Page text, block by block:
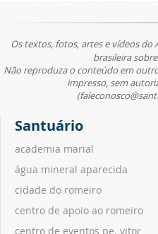
Os textos, fotos, artes e vídeos do
brasileira
Não reproduza o conteúdo em
impresso, sem
Santuário
academia marial
água mineral aparecida
cidade do romeiro
centro de apoio ao romeiro
centro de eventos pe. vitor